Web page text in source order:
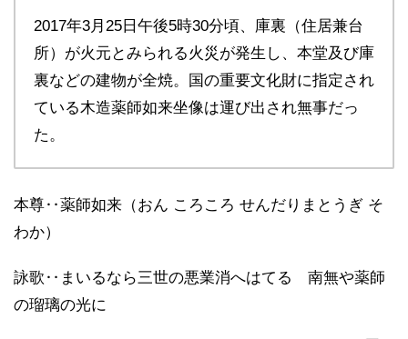
2017年3月25日午後5時30分頃、庫裏（住居兼台
所）が火元とみられる火災が発生し、本堂及び庫
裏などの建物が全焼。国の重要文化財に指定され
ている木造薬師如来坐像は運び出され無事だっ
た。
本尊‥薬師如来（おん ころころ せんだりまとうぎ そ
わか）
詠歌‥まいるなら三世の悪業消へはてる 南無や薬師
の瑠璃の光に